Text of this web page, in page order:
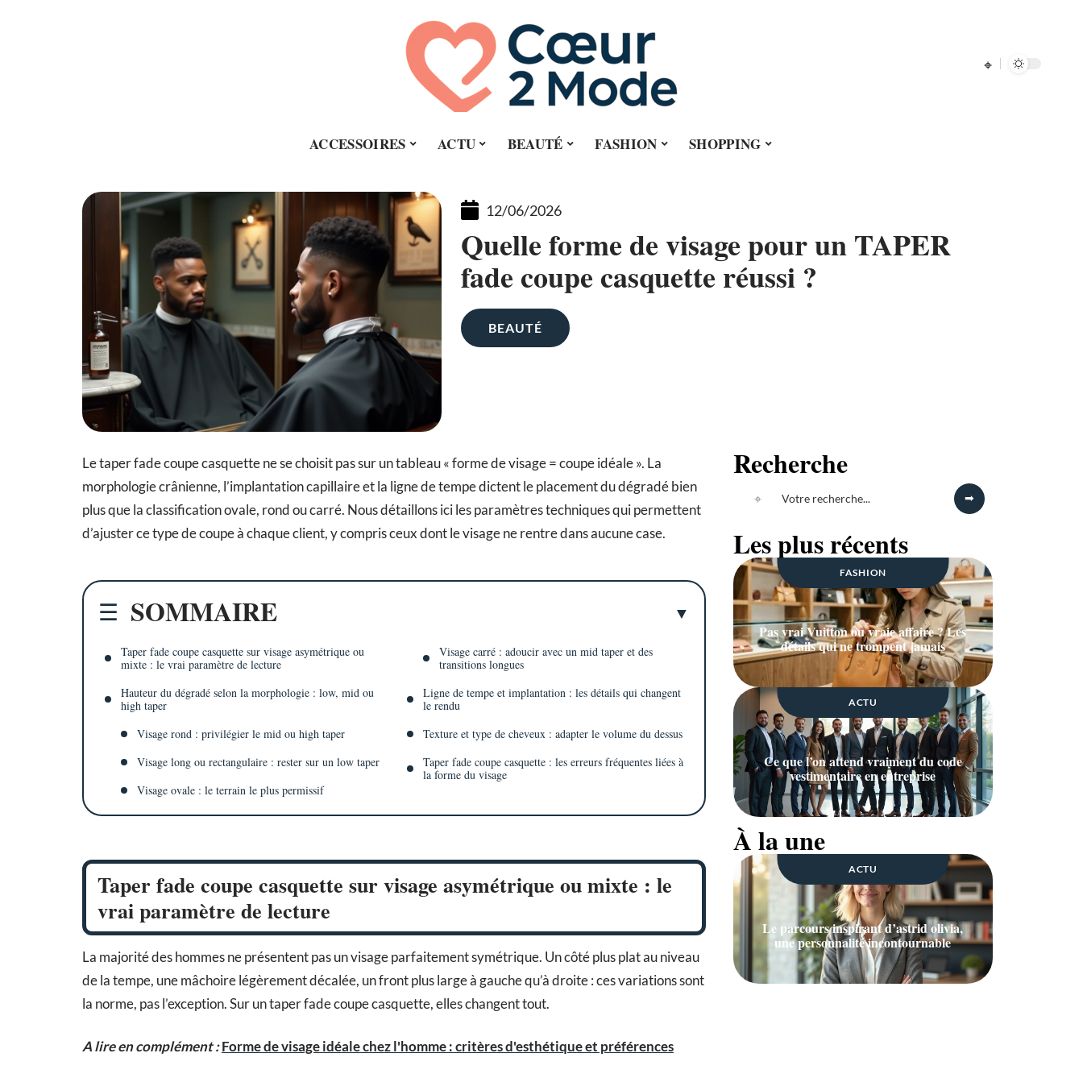
ACCESSOIRES ACTU BEAUTÉ FASHION SHOPPING
12/06/2026
Quelle forme de visage pour un TAPER
fade coupe casquette réussi ?
BEAUTÉ
Le taper fade coupe casquette ne se choisit pas sur un tableau « forme de visage = coupe idéale ». La
morphologie crânienne, l’implantation capillaire et la ligne de tempe dictent le placement du dégradé bien
plus que la classification ovale, rond ou carré. Nous détaillons ici les paramètres techniques qui permettent
d’ajuster ce type de coupe à chaque client, y compris ceux dont le visage ne rentre dans aucune case.
SOMMAIRE
Taper fade coupe casquette sur visage asymétrique ou
mixte : le vrai paramètre de lecture
Hauteur du dégradé selon la morphologie : low, mid ou
high taper
Visage rond : privilégier le mid ou high taper
Visage long ou rectangulaire : rester sur un low taper
Visage ovale : le terrain le plus permissif
Visage carré : adoucir avec un mid taper et des
transitions longues
Ligne de tempe et implantation : les détails qui changent
le rendu
Texture et type de cheveux : adapter le volume du dessus
Taper fade coupe casquette : les erreurs fréquentes liées à
la forme du visage
Taper fade coupe casquette sur visage asymétrique ou mixte : le
vrai paramètre de lecture
La majorité des hommes ne présentent pas un visage parfaitement symétrique. Un côté plus plat au niveau
de la tempe, une mâchoire légèrement décalée, un front plus large à gauche qu’à droite : ces variations sont
la norme, pas l’exception. Sur un taper fade coupe casquette, elles changent tout.
A lire en complément :Forme de visage idéale chez l'homme : critères d'esthétique et préférences
Recherche
Les plus récents
FASHION
Pas vrai Vuitton ou vraie affaire ? Les
détails qui ne trompent jamais
ACTU
Ce que l’on attend vraiment du code
vestimentaire en entreprise
À la une
ACTU
Le parcours inspirant d’astrid olivia,
une personnalité incontournable